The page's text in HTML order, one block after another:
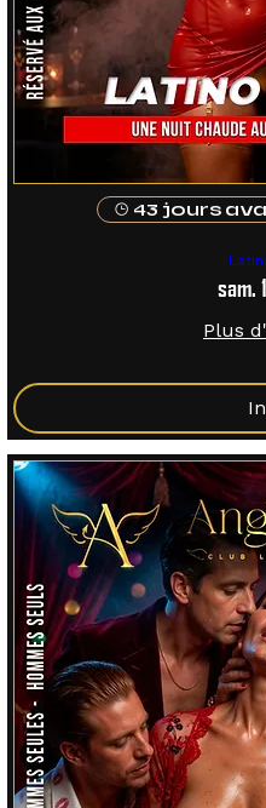
43 jours
sam.
Plus